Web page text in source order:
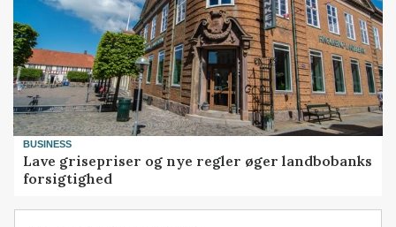
BUSINESS
Lave grisepriser og nye regler øger landbobanks
forsigtighed